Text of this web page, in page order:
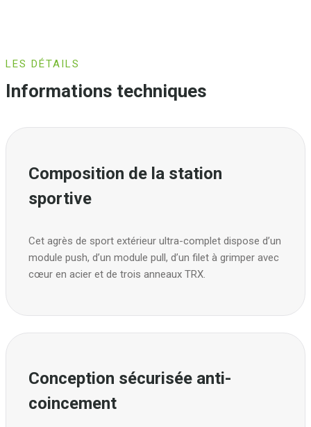
LES DÉTAILS
Informations techniques
Composition de la station
sportive
Cet agrès de sport extérieur ultra-complet dispose d’un
module push, d’un module pull, d’un filet à grimper avec
cœur en acier et de trois anneaux TRX.
Conception sécurisée anti-
coincement